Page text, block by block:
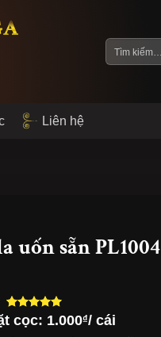
Tìm
kiếm:
Liên hệ
uốn sẵn PL1004
5.00trên 5
5 cọc: 1.000₫/ cái